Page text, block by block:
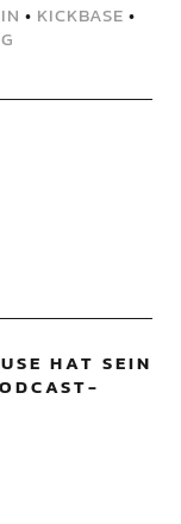
• KICKBASE •
HAT SEIN